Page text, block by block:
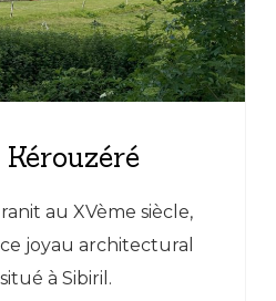
au XVème siècle,
joyau architectural
à Sibiril.